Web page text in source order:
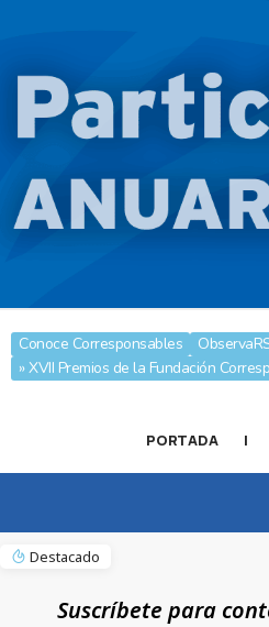
Conoce Corresponsables
» XVII Premios de la Fundación
PORTADA |
Destacado
Suscríbete para